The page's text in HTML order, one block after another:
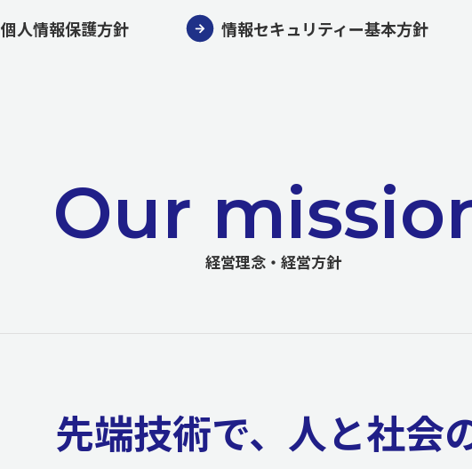
個人情報保護方針 情報セキュリティー基本方針
Our
経営理念・経営方針
先端技術で、人と社会